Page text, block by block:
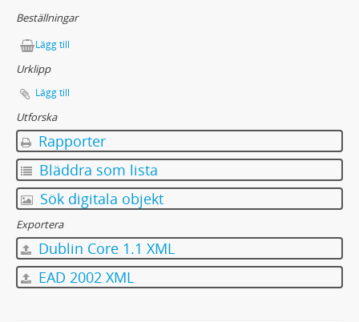
Beställningar
Lägg till
Urklipp
Lägg till
Utforska
Rapporter
Bläddra som lista
Sök digitala objekt
Exportera
Dublin Core 1.1 XML
EAD 2002 XML